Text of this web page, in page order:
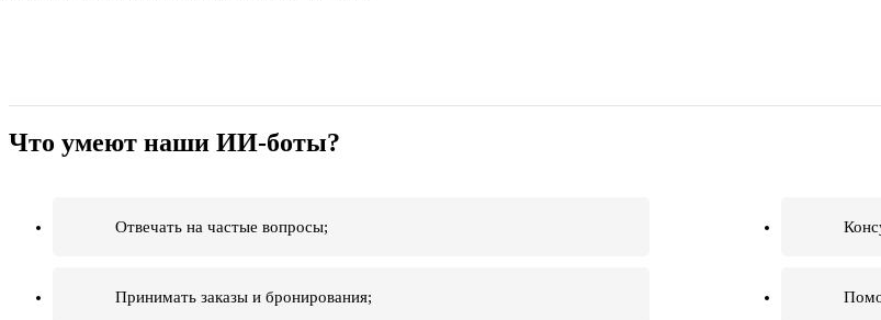
Что умеют наши ИИ-боты?
Отвечать на частые вопросы;
Принимать заказы и бронирования;